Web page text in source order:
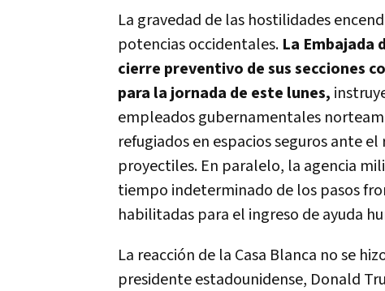
La gravedad de las hostilidades
potencias occidentales. La Embajada
cierre preventivo de sus secciones
para la jornada de este lunes,
empleados gubernamentales
refugiados en espacios seguros ante
proyectiles. En paralelo, la agencia
tiempo indeterminado de los pasos
habilitadas para el ingreso de ayuda
La reacción de la Casa Blanca no se
presidente estadounidense, Donald